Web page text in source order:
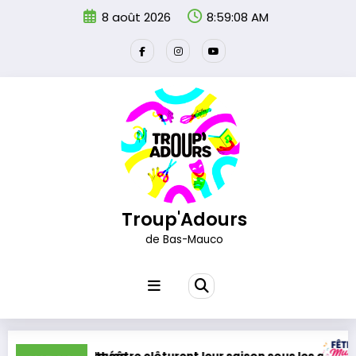
8 août 2026 8:59:09 AM
Troup'Adours
de Bas-Mauco